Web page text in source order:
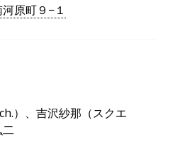
原町９−１
）、吉沢紗那（スクエ
二